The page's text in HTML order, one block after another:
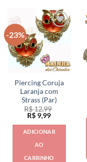
-23%
Piercing Coruja
Laranja com
Strass (Par)
R$12,99
O
preço
original
era:
R$ 12,99.
R$ 9,99O
atual
é:
ADICIONAR
AO
CARRINHO